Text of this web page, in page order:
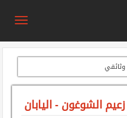
وثائقي
الشوغون - اليابان